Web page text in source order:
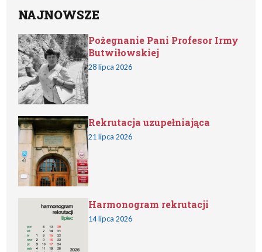
NAJNOWSZE
Pożegnanie Pani Profesor Irmy
Butwiłowskiej
28 lipca 2026
Rekrutacja uzupełniająca
21 lipca 2026
Harmonogram rekrutacji
14 lipca 2026